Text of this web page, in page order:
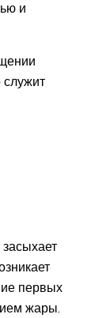
и
служит
первых
жары.